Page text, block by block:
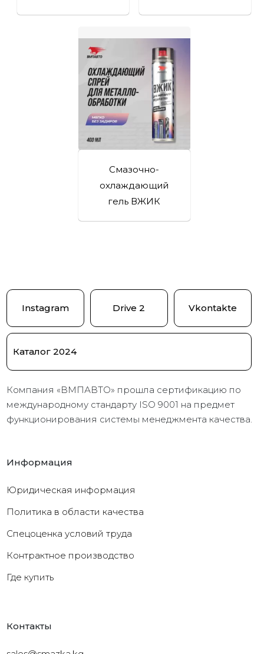
Смазочно-
охлаждающий
гель ВЖИК
Instagram Drive 2 Vkontakte
Каталог 2024
Компания «ВМПАВТО» прошла сертификацию по
международному стандарту ISO 9001 на предмет
функционирования системы менеджмента качества.
Информация
Юридическая информация
Политика в области качества
Cпецоценка условий труда
Контрактное производство
Где купить
Контакты